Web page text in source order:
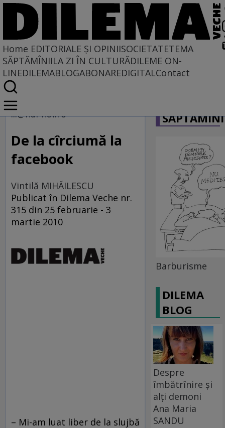
Home EDITORIALE ȘI OPINIISOCIETATETEMA
SĂPTĂMÎNIILA ZI ÎN CULTURĂDILEME ON-
LINEDILEMABLOGABONAREDIGITALContact
Home
EDITORIALE ȘI OPINII
TÎLC SHOW
...@hai-hui.ro
De la cîrciumă la
facebook
Vintilă MIHĂILESCU
Publicat în Dilema Veche nr.
315 din 25 februarie - 3
martie 2010
– Mi-am luat liber de la slujbă
Barburisme
DILEMA
BLOG
Despre
îmbătrînire și
alți demoni
Ana Maria
SANDU